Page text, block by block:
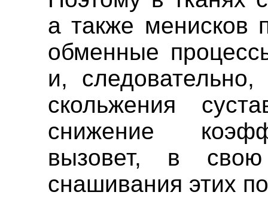
а также менисков
обменные
и, следовательно,
скольжения
снижение
вызовет, в свою
снашивания этих